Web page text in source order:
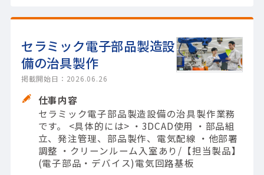
セラミック電子部品製造設
備の治具製作
掲載開始日：2026.06.26
仕事内容
セラミック電子部品製造設備の治具製作業務
です。 <具体的には> ・3DCAD使用 ・部品組
立、発注管理、部品製作、電気配線 ・他部署
調整 ・クリーンルーム入室あり/【担当製品】
(電子部品・デバイス)電気回路基板